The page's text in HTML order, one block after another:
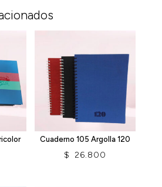
Cuaderno 105 Argolla 120
$ 26.800